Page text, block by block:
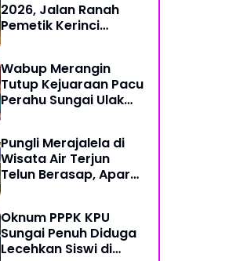
2026, Jalan Ranah
Pemetik Kerinci
Wabup Merangin
Tutup Kejuaraan Pacu
Perahu Sungai Ulak
Pungli Merajalela di
Wisata Air Terjun
Telun Berasap, Aparat
Oknum PPPK KPU
Sungai Penuh Diduga
Lecehkan Siswi di